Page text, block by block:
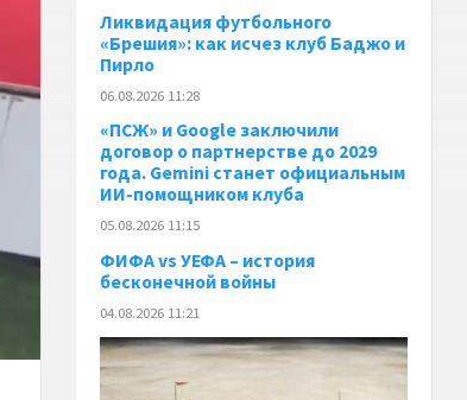
Ликвидация футбольного
«Брешия»: как исчез клуб Баджо и
Пирло
06.08.2026 11:28
«ПСЖ» и Google заключили
договор о партнерстве до 2029
года. Gemini станет официальным
ИИ-помощником клуба
05.08.2026 11:15
ФИФА vs УЕФА – история
бесконечной войны
04.08.2026 11:21